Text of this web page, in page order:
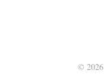
© 2026